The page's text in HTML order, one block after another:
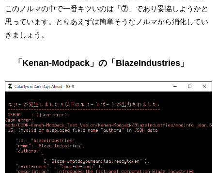
このノルマの中で一番キツいのは「⑦」であり妥協しようかと
思っています。とりあえずは簡単そうなノルマから消化してい
きましょう。
「Kenan-Modpack」の「BlazeIndustries」